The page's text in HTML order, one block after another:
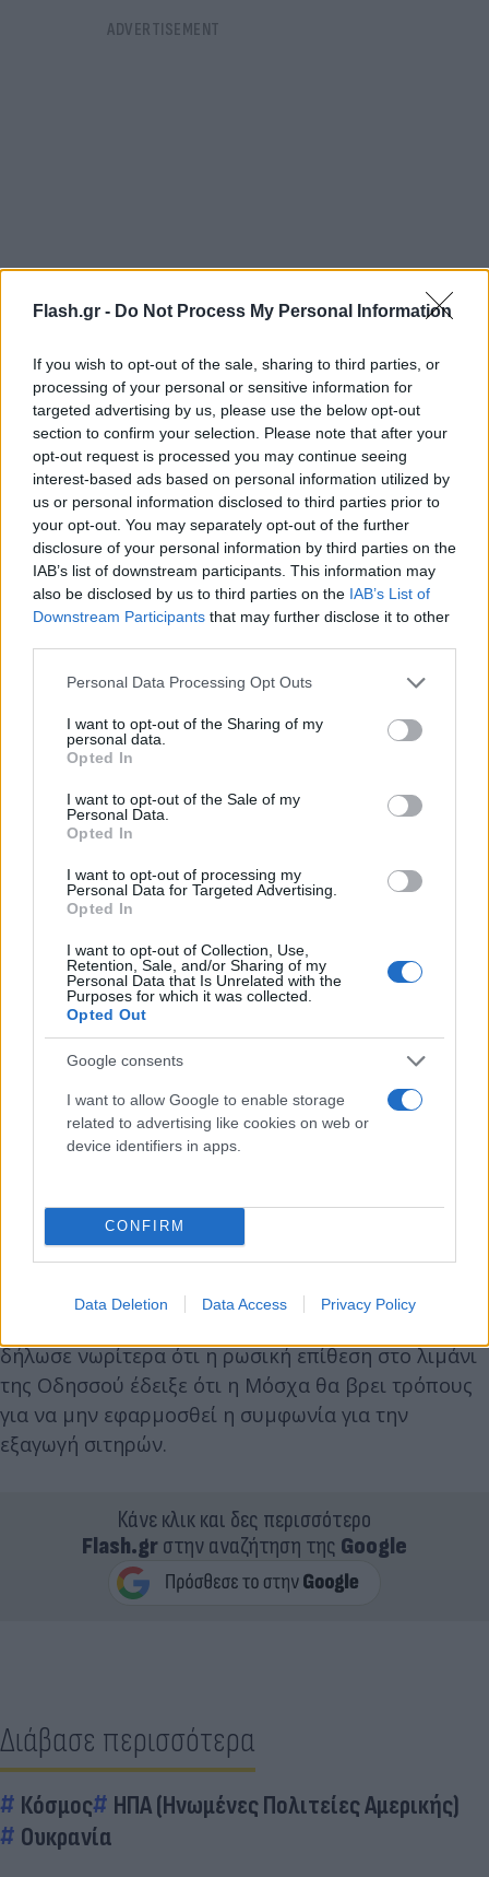
Flash.gr - Do Not Process My Personal Information
If you wish to opt-out of the sale, sharing to third parties, or
processing of your personal or sensitive information for
targeted advertising by us, please use the below opt-out
section to confirm your selection. Please note that after your
opt-out request is processed you may continue seeing
interest-based ads based on personal information utilized by
us or personal information disclosed to third parties prior to
your opt-out. You may separately opt-out of the further
disclosure of your personal information by third parties on the
IAB’s list of downstream participants. This information may
also be disclosed by us to third parties on the IAB’s List of
Downstream Participants that may further disclose it to other
Please note that this website/app uses one or more Google
not limited to your visit or usage behaviour. You may click to
grant or deny consent to Google and its third-party tags to
use your data for below specified purposes in below Google
consent section.
Personal Data Processing Opt Outs
I want to opt-out of the Sharing of my
personal data.
Opted In
I want to opt-out of the Sale of my
Personal Data.
Opted In
I want to opt-out of processing my
Personal Data for Targeted Advertising.
Opted In
I want to opt-out of Collection, Use,
Retention, Sale, and/or Sharing of my
Personal Data that Is Unrelated with the
Purposes for which it was collected.
Opted Out
Google consents
I want to allow Google to enable storage
related to advertising like cookies on web or
device identifiers in apps.
CONFIRM
Data Deletion Data Access Privacy Policy
«Αυτή η επίθεση εγείρει σοβαρές αμφιβολίες για
την αξιοπιστία της δέσμευσης της Ρωσίας στη
συμφωνία και υπονομεύει το έργο του ΟΗΕ, της
ζωτικής σημασίας τροφίμων στις παγκόσμιες
αγορές», αναφέρει ο υπουργός Εξωτερικών των
ΗΠΑ Άντονι Μπλίνκεν.
δήλωσε νωρίτερα ότι η ρωσική επίθεση στο λιμάνι
της Οδησσού έδειξε ότι η Μόσχα θα βρει τρόπους
για να μην εφαρμοσθεί η συμφωνία για την
εξαγωγή σιτηρών.
Κάνε κλικ και δες περισσότερο
Flash.grστην αναζήτηση της Google
Διάβασε περισσότερα
Κόσμος
ΗΠΑ (Ηνωμένες Πολιτείες Αμερικής)
Ουκρανία